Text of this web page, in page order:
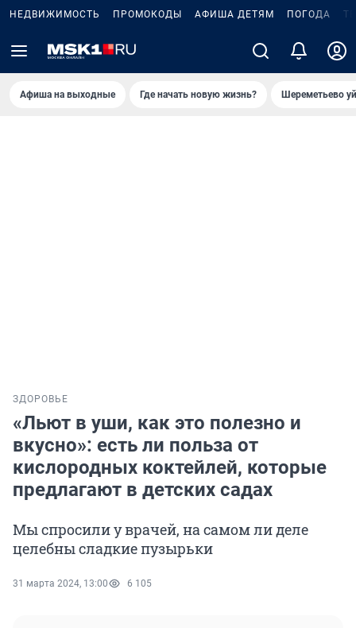
НЕДВИЖИМОСТЬ ПРОМОКОДЫ АФИША ДЕТЯМ ПОГОДА
Афиша на выходные Где начать новую жизнь? Шереметьево
ЗДОРОВЬЕ
«Льют в уши, как это полезно и
вкусно»: есть ли польза от
кислородных коктейлей, которые
предлагают в детских садах
Мы спросили у врачей, на самом ли деле
целебны сладкие пузырьки
31 марта 2024, 13:00 6 105